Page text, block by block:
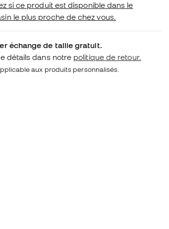
si ce produit est disponible dans le
le plus proche de chez vous.
échange de taille gratuit.
détails dans notre politique de retour.
aux produits personnalisés.